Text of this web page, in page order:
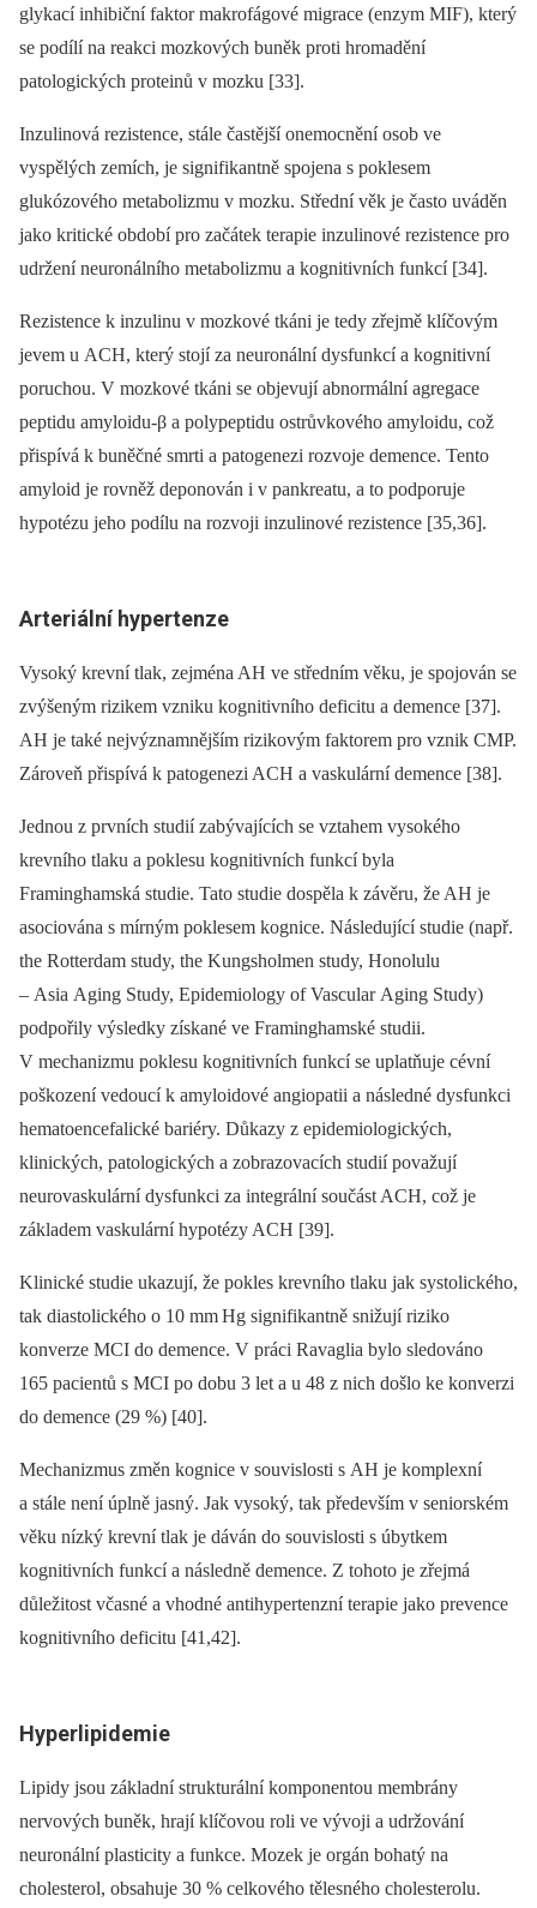
glykací inhibiční faktor makrofágové migrace (enzym MIF), který
se podílí na reakci mozkových buněk proti hromadění
patologických proteinů v mozku [33].
Inzulinová rezistence, stále častější onemocnění osob ve
vyspělých zemích, je signifikantně spojena s poklesem
glukózového metabolizmu v mozku. Střední věk je často uváděn
jako kritické období pro začátek terapie inzulinové rezistence pro
udržení neuronálního metabolizmu a kognitivních funkcí [34].
Rezistence k inzulinu v mozkové tkáni je tedy zřejmě klíčovým
jevem u ACH, který stojí za neuronální dysfunkcí a kognitivní
poruchou. V mozkové tkáni se objevují abnormální agregace
peptidu amyloidu-β a polypeptidu ostrůvkového amyloidu, což
přispívá k buněčné smrti a patogenezi rozvoje demence. Tento
amyloid je rovněž deponován i v pankreatu, a to podporuje
hypotézu jeho podílu na rozvoji inzulinové rezistence [35,36].
Arteriální hypertenze
Vysoký krevní tlak, zejména AH ve středním věku, je spojován se
zvýšeným rizikem vzniku kognitivního deficitu a demence [37].
AH je také nejvýznamnějším rizikovým faktorem pro vznik CMP.
Zároveň přispívá k patogenezi ACH a vaskulární demence [38].
Jednou z prvních studií zabývajících se vztahem vysokého
krevního tlaku a poklesu kognitivních funkcí byla
Framinghamská studie. Tato studie dospěla k závěru, že AH je
asociována s mírným poklesem kognice. Následující studie (např.
the Rotterdam study, the Kungsholmen study, Honolulu
–⁠ Asia Aging Study, Epidemiology of Vascular Aging Study)
podpořily výsledky získané ve Framinghamské studii.
V mechanizmu poklesu kognitivních funkcí se uplatňuje cévní
poškození vedoucí k amyloidové angiopatii a následné dysfunkci
hematoencefalické bariéry. Důkazy z epidemiologických,
klinických, patologických a zobrazovacích studií považují
neurovaskulární dysfunkci za integrální součást ACH, což je
základem vaskulární hypotézy ACH [39].
Klinické studie ukazují, že pokles krevního tlaku jak systolického,
tak diastolického o 10 mm Hg signifikantně snižují riziko
konverze MCI do demence. V práci Ravaglia bylo sledováno
165 pacientů s MCI po dobu 3 let a u 48 z nich došlo ke konverzi
do demence (29 %) [40].
Mechanizmus změn kognice v souvislosti s AH je komplexní
a stále není úplně jasný. Jak vysoký, tak především v seniorském
věku nízký krevní tlak je dáván do souvislosti s úbytkem
kognitivních funkcí a následně demence. Z tohoto je zřejmá
důležitost včasné a vhodné antihypertenzní terapie jako prevence
kognitivního deficitu [41,42].
Hyperlipidemie
Lipidy jsou základní strukturální komponentou membrány
nervových buněk, hrají klíčovou roli ve vývoji a udržování
neuronální plasticity a funkce. Mozek je orgán bohatý na
cholesterol, obsahuje 30 % celkového tělesného cholesterolu.